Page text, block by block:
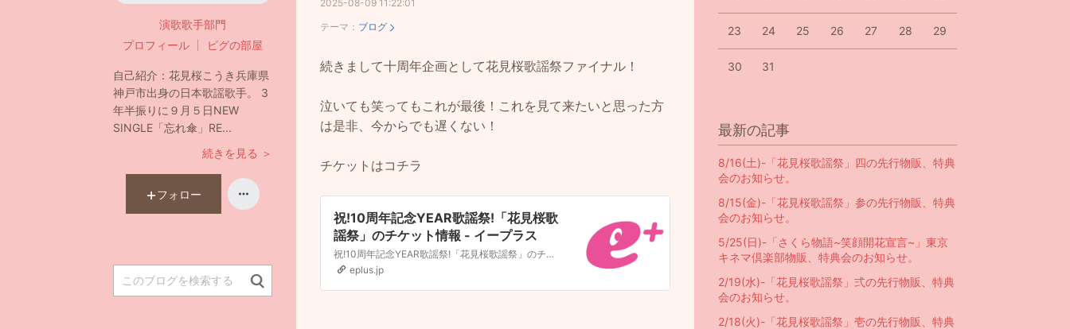
2025-08-09 11:22:01
テーマ： ブログ
続きまして十周年企画として花見桜歌謡祭ファイナル！
泣いても笑ってもこれが最後！これを見て来たいと思った方
は是非、今からでも遅くない！
チケットはコチラ
祝!10周年記念YEAR歌謡祭!「花見桜歌
謡祭」のチケット情報 - イープラス
祝!10周年記念YEAR歌謡祭!「花見桜歌謡祭」のチケット情報ページです。日程、会場情報や料金を確認し、チケットの簡単オンライン予約・購入ができます。
eplus.jp
23 24 25 26 27 28 29
30 31
最新の記事
8/16(土)-「花見桜歌謡祭」四の先行物販、特典
会のお知らせ。
8/15(金)-「花見桜歌謡祭」参の先行物販、特典
会のお知らせ。
5/25(日)-「さくら物語~笑顔開花宣言~」東京
キネマ倶楽部物販、特典会のお知らせ。
2/19(水)-「花見桜歌謡祭」弍の先行物販、特典
会のお知らせ。
2/18(火)-「花見桜歌謡祭」壱の先行物販、特典
演歌歌手部門
プロフィール
ピグの部屋
自己紹介： 花見桜こうき兵庫県
神戸市出身の日本歌謡歌手。 3
年半振りに９月５日NEW
SINGLE「忘れ傘」RE...
続きを見る ＞
フォロー